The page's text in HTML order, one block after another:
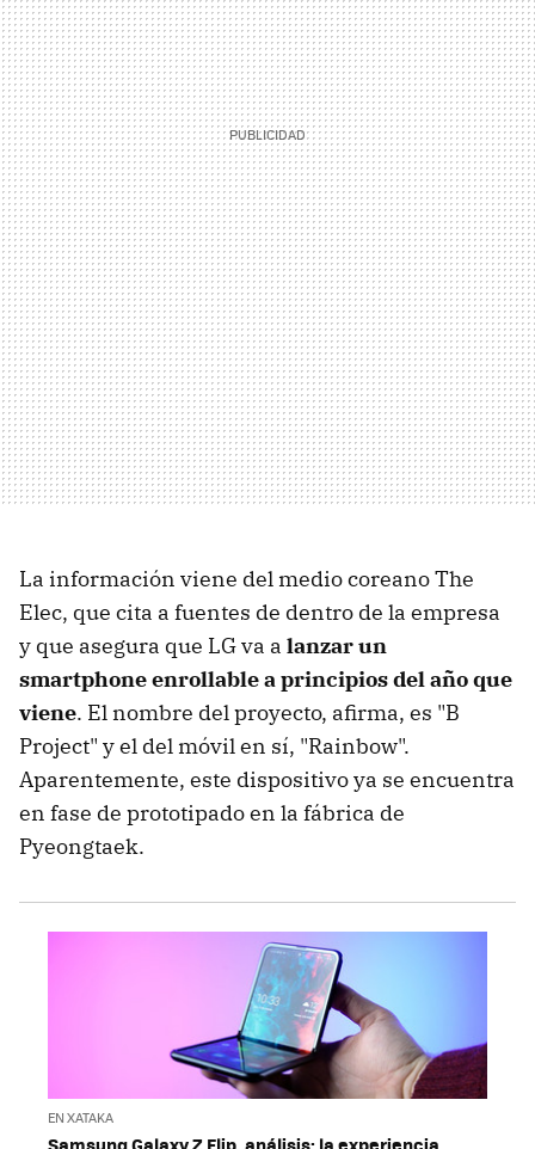
La información viene del medio coreano The
Elec, que cita a fuentes de dentro de la empresa
y que asegura que LG va a lanzar un
smartphone enrollable a principios del año que
viene. El nombre del proyecto, afirma, es "B
Project" y el del móvil en sí, "Rainbow".
Aparentemente, este dispositivo ya se encuentra
en fase de prototipado en la fábrica de
Pyeongtaek.
EN XATAKA